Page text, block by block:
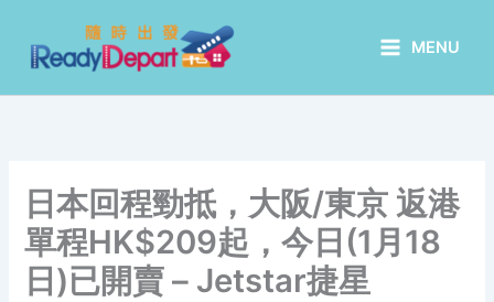
content
MENU
日本回程勁抵，大阪/東京 返港
單程HK$209起，今日(1月18
日)已開賣 – Jetstar捷星